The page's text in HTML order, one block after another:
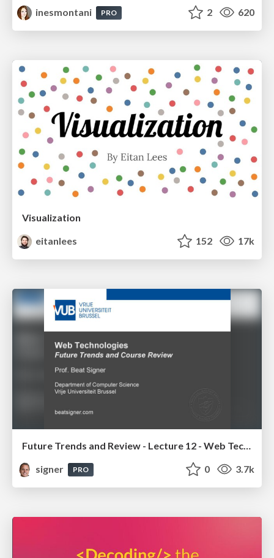
inesmontani
PRO 2 620
Visualization
eitanlees
152 17k
Future Trends and Review - Lecture 12 - Web Technologies (1019888BNR)
signer
PRO 0 3.7k